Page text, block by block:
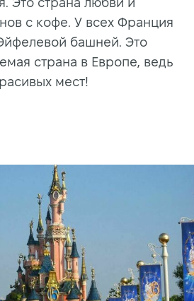
с кофе. У всех Франция
башней. Это
страна в Европе, ведь
мест!